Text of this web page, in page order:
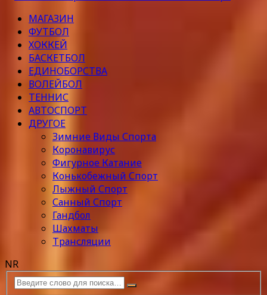
МАГАЗИН
ФУТБОЛ
ХОККЕЙ
БАСКЕТБОЛ
ЕДИНОБОРСТВА
ВОЛЕЙБОЛ
ТЕННИС
АВТОСПОРТ
ДРУГОЕ
Зимние Виды Спорта
Коронавирус
Фигурное Катание
Конькобежный Спорт
Лыжный Спорт
Санный Спорт
Гандбол
Шахматы
Трансляции
NR